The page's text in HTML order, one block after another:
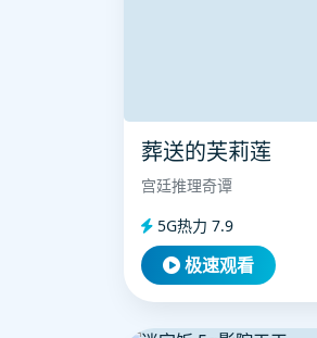
葬送的芙莉莲
宫廷推理奇谭
5G热力 7.9
极速观看